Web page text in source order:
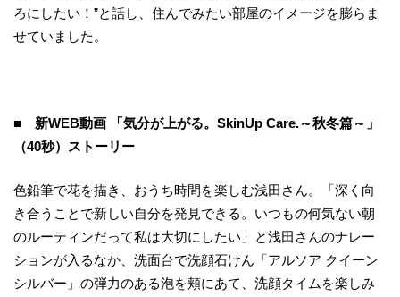
ろにしたい！”と話し、住んでみたい部屋のイメージを膨らま
せていました。
■ 新WEB動画 「気分が上がる。 SkinUp Care.～秋冬篇～」
（40秒）ストーリー
色鉛筆で花を描き、おうち時間を楽しむ浅田さん。「深く向
き合うことで新しい自分を発見できる。いつもの何気ない朝
のルーティンだって私は大切にしたい」と浅田さんのナレー
ションが入るなか、洗面台で洗顔石けん「アルソア クイーン
シルバー」の弾力のある泡を頬にあて、洗顔タイムを楽しみ